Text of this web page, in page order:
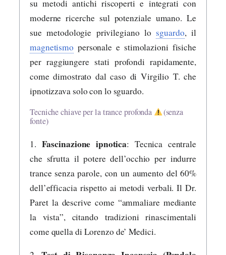
su metodi antichi riscoperti e integrati con
moderne ricerche sul potenziale umano. Le
sue metodologie privilegiano lo sguardo, il
magnetismo personale e stimolazioni fisiche
per raggiungere stati profondi rapidamente,
come dimostrato dal caso di Virgilio T. che
ipnotizzava solo con lo sguardo.
Tecniche chiave per la trance profonda
(senza
fonte)
1. Fascinazione ipnotica: Tecnica centrale
che sfrutta il potere dell’occhio per indurre
trance senza parole, con un aumento del 60%
dell’efficacia rispetto ai metodi verbali. Il Dr.
Paret la descrive come “ammaliare mediante
la vista”, citando tradizioni rinascimentali
come quella di Lorenzo de’ Medici.